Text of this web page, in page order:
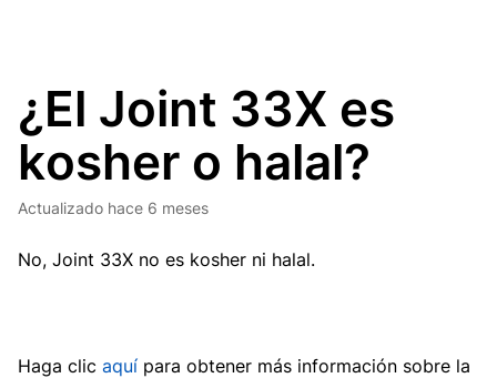
¿El Joint 33X es
kosher o halal?
Actualizado hace 6 meses
No, Joint 33X no es kosher ni halal.
Haga clic aquí para obtener más información sobre la